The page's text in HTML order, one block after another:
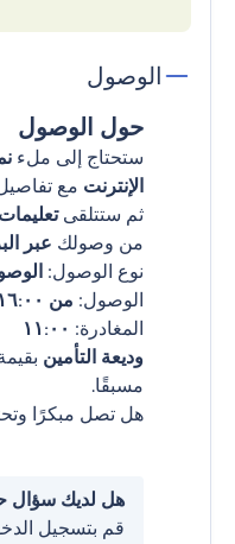
الوصول
حول الوصول
ستحتاج إلى ملء
الإنترنت مع
ثم ستتلقى
من وصولك عبر
نوع الوصول:
الوصول: من ١٦:٠٠
المغادرة: ١١:٠٠
وديعة التأمين
مسبقًا.
هل تصل مبكرًا
هل لديك
قم بتسجيل